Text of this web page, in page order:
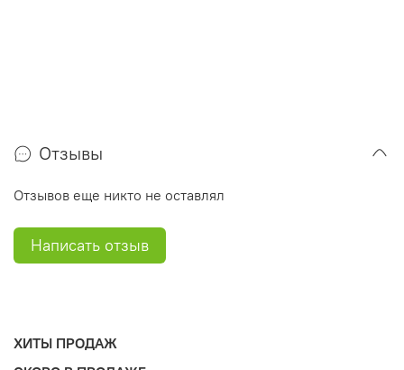
Отзывы
Отзывов еще никто не оставлял
Написать отзыв
ХИТЫ ПРОДАЖ